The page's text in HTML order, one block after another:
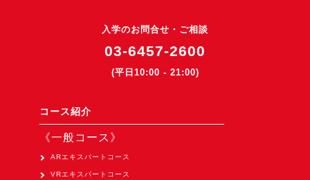
製造現場を革新する！『XR Worksupport Hub』開発中
《企業研修》
入学のお問合せ・ご相談
03-6457-2600
(平日10:00 - 21:00)
コース紹介
《一般コース》
ARエキスパートコース
VRエキスパートコース